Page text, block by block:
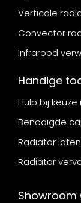
Verticale
Convector
Infrarood
Handige
Hulp bij
Benodigde
Radiator
Radiator
Showroom